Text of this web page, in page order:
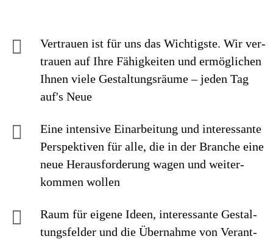
Vertrauen ist für uns das Wichtigste. Wir ver­
trauen auf Ihre Fähig­keiten und ermög­lichen
Ihnen viele Gestaltungs­räume – jeden Tag
auf's Neue
Eine intensive Einarbei­tung und interes­sante
Perspek­tiven für alle, die in der Branche eine
neue Heraus­forderung wagen und weiter­
kommen wollen
Raum für eigene Ideen, inte­res­sante Ge­stal­
tungs­felder und die Über­nahme von Ver­ant­